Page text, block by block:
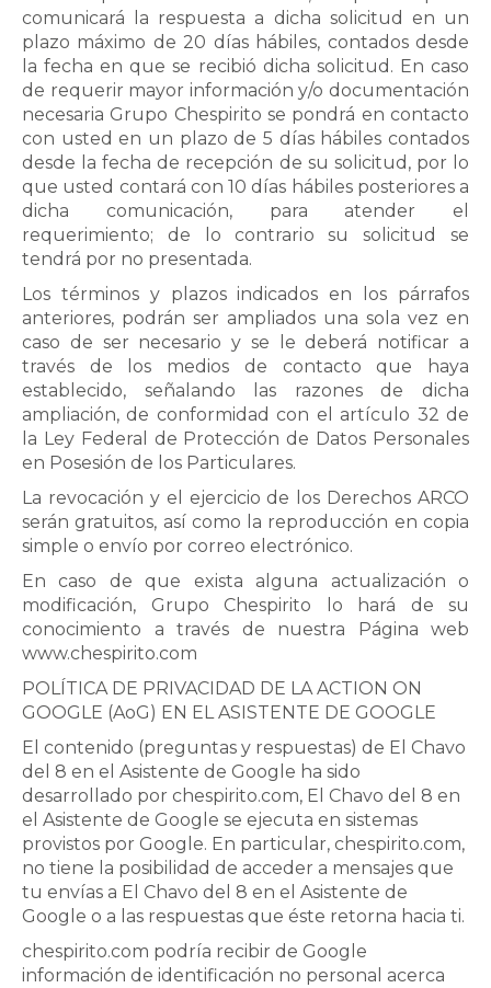
comunicará la respuesta a dicha solicitud en un
plazo máximo de 20 días hábiles, contados desde
la fecha en que se recibió dicha solicitud. En caso
de requerir mayor información y/o documentación
necesaria Grupo Chespirito se pondrá en contacto
con usted en un plazo de 5 días hábiles contados
desde la fecha de recepción de su solicitud, por lo
que usted contará con 10 días hábiles posteriores a
dicha comunicación, para atender el
requerimiento; de lo contrario su solicitud se
tendrá por no presentada.
Los términos y plazos indicados en los párrafos
anteriores, podrán ser ampliados una sola vez en
caso de ser necesario y se le deberá notificar a
través de los medios de contacto que haya
establecido, señalando las razones de dicha
ampliación, de conformidad con el artículo 32 de
la Ley Federal de Protección de Datos Personales
en Posesión de los Particulares.
La revocación y el ejercicio de los Derechos ARCO
serán gratuitos, así como la reproducción en copia
simple o envío por correo electrónico.
En caso de que exista alguna actualización o
modificación, Grupo Chespirito lo hará de su
conocimiento a través de nuestra Página web
www.chespirito.com
POLÍTICA DE PRIVACIDAD DE LA ACTION ON
GOOGLE (AoG) EN EL ASISTENTE DE GOOGLE
El contenido (preguntas y respuestas) de El Chavo
del 8 en el Asistente de Google ha sido
desarrollado por chespirito.com, El Chavo del 8 en
el Asistente de Google se ejecuta en sistemas
provistos por Google. En particular, chespirito.com,
no tiene la posibilidad de acceder a mensajes que
tu envías a El Chavo del 8 en el Asistente de
Google o a las respuestas que éste retorna hacia ti.
chespirito.com podría recibir de Google
información de identificación no personal acerca